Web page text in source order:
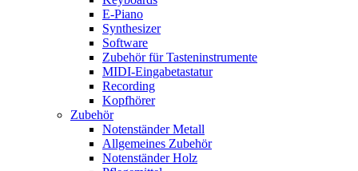
E-Piano
Synthesizer
Software
Zubehör für Tasteninstrumente
MIDI-Eingabetastatur
Recording
Kopfhörer
Zubehör
Notenständer Metall
Allgemeines Zubehör
Notenständer Holz